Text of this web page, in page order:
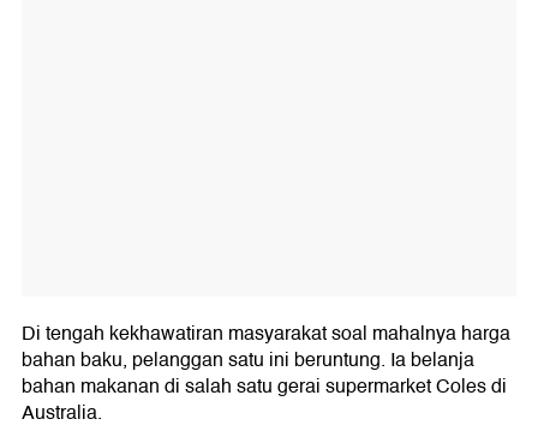
Di tengah kekhawatiran masyarakat soal mahalnya harga
bahan baku, pelanggan satu ini beruntung. Ia belanja
bahan makanan di salah satu gerai supermarket Coles di
Australia.